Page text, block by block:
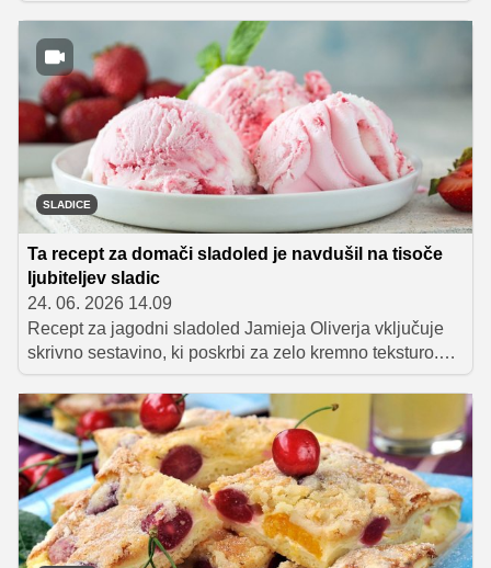
peke, ki navdušujejo z enostavno pripravo, bogatim
okusom in privlačnim videzom. Enostavno jih pripravimo
v večjem pekaču, dobro ohladimo in na koncu samo še
narežemo na kose in postrežemo.
SLADICE
Ta recept za domači sladoled je navdušil na tisoče
ljubiteljev sladic
24. 06. 2026 14.09
Recept za jagodni sladoled Jamieja Oliverja vključuje
skrivno sestavino, ki poskrbi za zelo kremno teksturo.
Razveseljiv podatek pa je tudi ta, da za pripravo
sladoleda ne potrebujemo aparata.